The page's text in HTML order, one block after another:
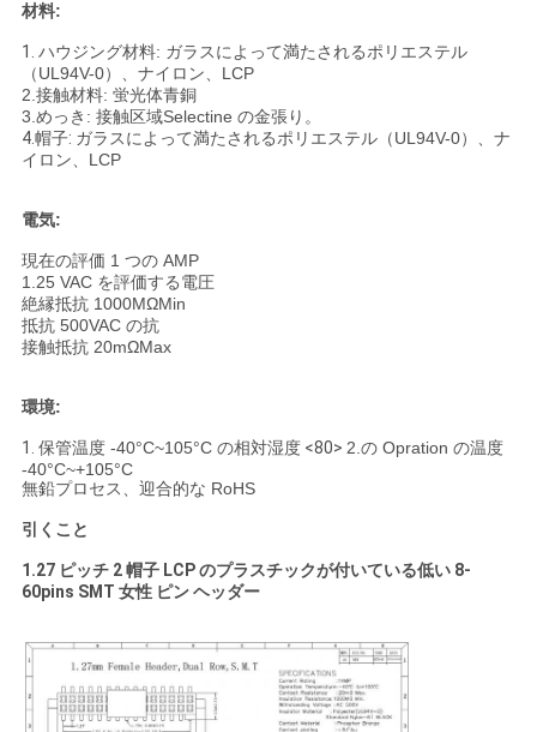
PRIVACY
POLICY
材料:
1. ハウジング材料: ガラスによって満たされるポリエステル
（UL94V-0）、ナイロン、LCP
2.接触材料: 蛍光体青銅
3.めっき: 接触区域Selectine の金張り。
4.帽子: ガラスによって満たされるポリエステル（UL94V-0）、ナ
イロン、LCP
電気:
現在の評価 1 つの AMP
1.25 VAC を評価する電圧
絶縁抵抗 1000MΩMin
抵抗 500VAC の抗
接触抵抗 20mΩMax
環境:
1. 保管温度 -40°C~105°C の相対湿度<80> 2.の Opration の温度
-40°C~+105°C
無鉛プロセス、迎合的な RoHS
引くこと
1.27 ピッチ 2 帽子 LCP のプラスチックが付いている低い 8-
60pins SMT 女性 ピン ヘッダー